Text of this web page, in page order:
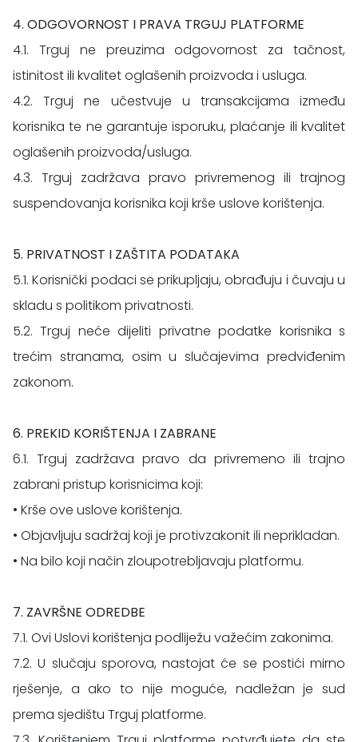
4. ODGOVORNOST I PRAVA TRGUJ PLATFORME
4.1. Trguj ne preuzima odgovornost za tačnost,
istinitost ili kvalitet oglašenih proizvoda i usluga.
4.2. Trguj ne učestvuje u transakcijama između
korisnika te ne garantuje isporuku, plaćanje ili kvalitet
oglašenih proizvoda/usluga.
4.3. Trguj zadržava pravo privremenog ili trajnog
suspendovanja korisnika koji krše uslove korištenja.
5. PRIVATNOST I ZAŠTITA PODATAKA
5.1. Korisnički podaci se prikupljaju, obrađuju i čuvaju u
skladu s politikom privatnosti.
5.2. Trguj neće dijeliti privatne podatke korisnika s
trećim stranama, osim u slučajevima predviđenim
zakonom.
6. PREKID KORIŠTENJA I ZABRANE
6.1. Trguj zadržava pravo da privremeno ili trajno
zabrani pristup korisnicima koji:
• Krše ove uslove korištenja.
• Objavljuju sadržaj koji je protivzakonit ili neprikladan.
• Na bilo koji način zloupotrebljavaju platformu.
7. ZAVRŠNE ODREDBE
7.1. Ovi Uslovi korištenja podliježu važećim zakonima.
7.2. U slučaju sporova, nastojat će se postići mirno
rješenje, a ako to nije moguće, nadležan je sud
prema sjedištu Trguj platforme.